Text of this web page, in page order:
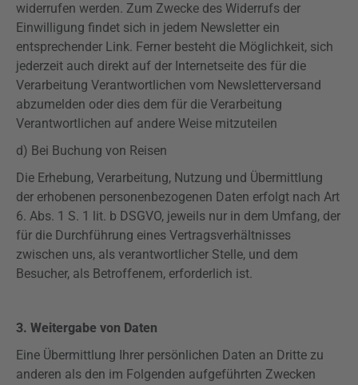
widerrufen werden. Zum Zwecke des Widerrufs der
Einwilligung findet sich in jedem Newsletter ein
entsprechender Link. Ferner besteht die Möglichkeit, sich
jederzeit auch direkt auf der Internetseite des für die
Verarbeitung Verantwortlichen vom Newsletterversand
abzumelden oder dies dem für die Verarbeitung
Verantwortlichen auf andere Weise mitzuteilen
d) Bei Buchung von Reisen
Die Erhebung, Verarbeitung, Nutzung und Übermittlung
der erhobenen personenbezogenen Daten erfolgt nach Art
6. Abs. 1 S. 1 lit. b DSGVO, jeweils nur in dem Umfang, der
für die Durchführung eines Vertragsverhältnisses
zwischen uns, als verantwortlicher Stelle, und dem
Besucher, als Betroffenem, erforderlich ist.
3. Weitergabe von Daten
Eine Übermittlung Ihrer persönlichen Daten an Dritte zu
anderen als den im Folgenden aufgeführten Zwecken